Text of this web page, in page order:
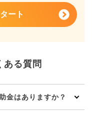
ート
ある質問
金はありますか？